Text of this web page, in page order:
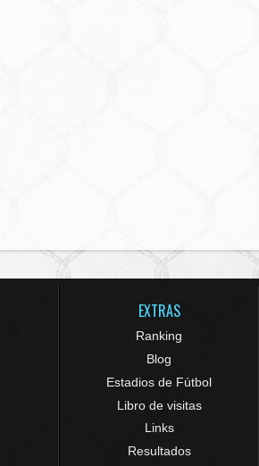
EXTRAS
Ranking
Blog
Estadios de Fútbol
Libro de visitas
Links
Resultados